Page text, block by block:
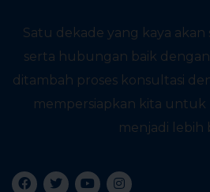
Satu dekade yang kaya akan
serta hubungan baik
ditambah proses konsultasi
mempersiapkan kita
menjadi lebih